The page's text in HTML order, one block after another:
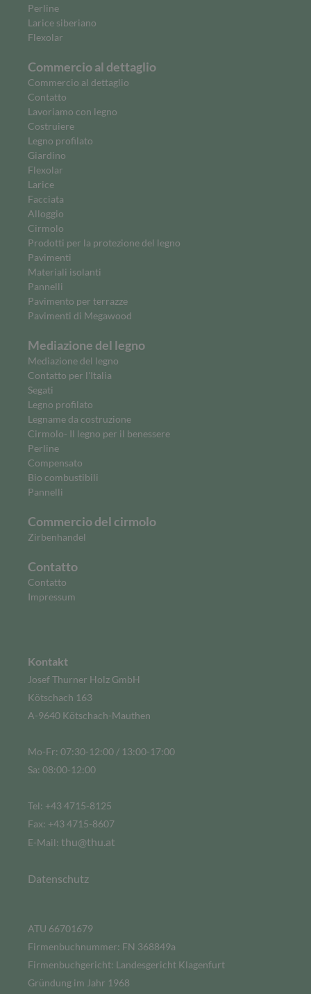
Perline
Larice siberiano
Flexolar
Commercio al dettaglio
Commercio al dettaglio
Contatto
Lavoriamo con legno
Costruiere
Legno profilato
Giardino
Flexolar
Larice
Facciata
Alloggio
Cirmolo
Prodotti per la protezione del legno
Pavimenti
Materiali isolanti
Pannelli
Pavimento per terrazze
Pavimenti di Megawood
Mediazione del legno
Mediazione del legno
Contatto per l'Italia
Segati
Legno profilato
Legname da costruzione
Cirmolo- Il legno per il benessere
Perline
Compensato
Bio combustibili
Pannelli
Commercio del cirmolo
Zirbenhandel
Contatto
Contatto
Impressum
Kontakt
Josef Thurner Holz GmbH
Kötschach 163
A-9640 Kötschach-Mauthen
Mo-Fr: 07:30-12:00 / 13:00-17:00
Sa: 08:00-12:00
Tel: +43 4715-8125
Fax: +43 4715-8607
E-Mail: thu@thu.at
Datenschutz
ATU 66701679
Firmenbuchnummer: FN 368849a
Firmenbuchgericht: Landesgericht Klagenfurt
Gründung im Jahr 1968